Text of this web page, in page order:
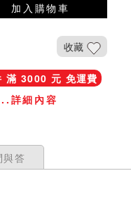
加入購物車
收藏
滿 3000 元 免運費
詳細內容
與答